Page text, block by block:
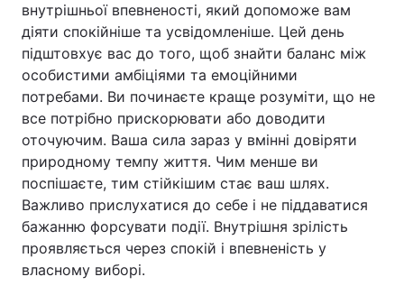
внутрішньої впевненості, який допоможе вам
діяти спокійніше та усвідомленіше. Цей день
підштовхує вас до того, щоб знайти баланс між
особистими амбіціями та емоційними
потребами. Ви починаєте краще розуміти, що не
все потрібно прискорювати або доводити
оточуючим. Ваша сила зараз у вмінні довіряти
природному темпу життя. Чим менше ви
поспішаєте, тим стійкішим стає ваш шлях.
Важливо прислухатися до себе і не піддаватися
бажанню форсувати події. Внутрішня зрілість
проявляється через спокій і впевненість у
власному виборі.